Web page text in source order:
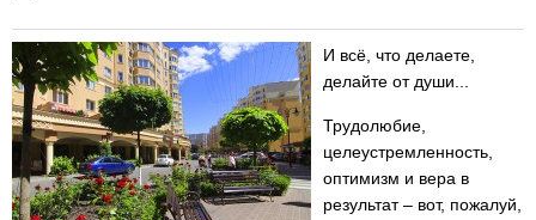
И всё, что делаете,
делайте от души...
Трудолюбие,
целеустремленность,
оптимизм и вера в
результат – вот, пожалуй,